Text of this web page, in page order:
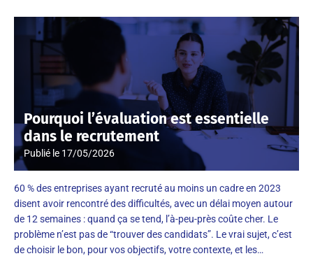
Pourquoi l’évaluation est essentielle
dans le recrutement
Publié le 17/05/2026
60 % des entreprises ayant recruté au moins un cadre en 2023
disent avoir rencontré des difficultés, avec un délai moyen autour
de 12 semaines : quand ça se tend, l’à-peu-près coûte cher. Le
problème n’est pas de “trouver des candidats”. Le vrai sujet, c’est
de choisir le bon, pour vos objectifs, votre contexte, et les…